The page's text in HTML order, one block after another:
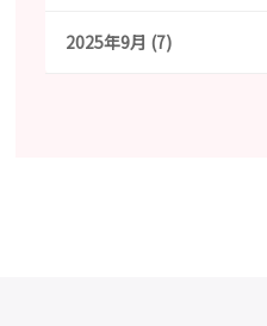
2025年9月 (7)